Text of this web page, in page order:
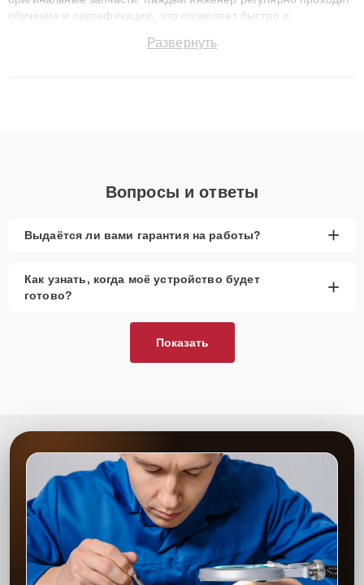
обучение и сертификацию, что позволяет быстро и
сохранением гарантии до 3 лет. Наши мастера решают
Развернуть
Вопросы и ответы
Выдаётся ли вами гарантия на работы? +
Как узнать, когда моё устройство будет
готово?
+
Показать